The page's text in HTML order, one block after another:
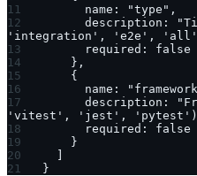
      name: "type",
description:
'integration', 'e2e',
      required: false
    },
    {
name:
description:
'vitest', 'jest',
      required: false
    }
  ]
}